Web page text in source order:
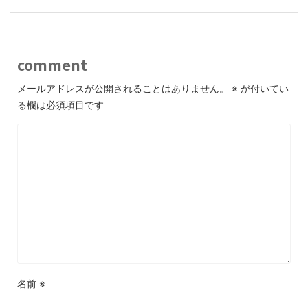
comment
メールアドレスが公開されることはありません。 ※ が付いてい
る欄は必須項目です
名前 ※